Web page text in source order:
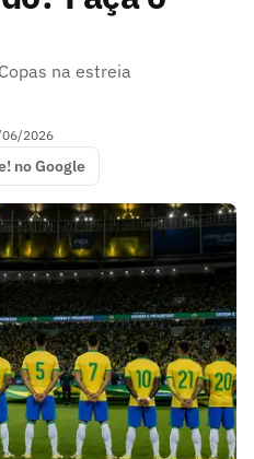
na estreia
2026
no Google